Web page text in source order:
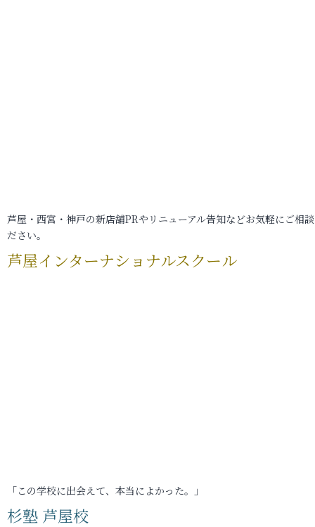
芦屋・西宮・神戸の新店舗PRやリニューアル告知などお気軽にご相
ださい。
芦屋インターナショナルスクール
「この学校に出会えて、本当によかった。」
杉塾 芦屋校